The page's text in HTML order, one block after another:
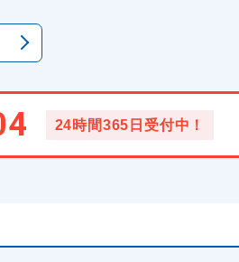
24時間365日受付中！